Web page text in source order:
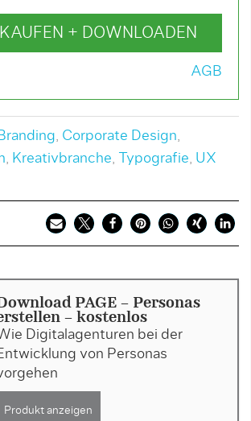
+ DOWNLOADEN
AGB
, Corporate Design,
, Kreativbranche, Typografie, UX
PAGE - Personas
- kostenlos
Digitalagenturen bei der
von Personas
Produkt anzeigen